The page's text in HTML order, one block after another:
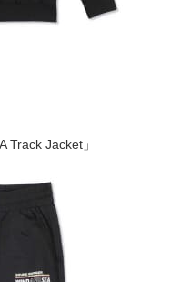
Track Jacket」